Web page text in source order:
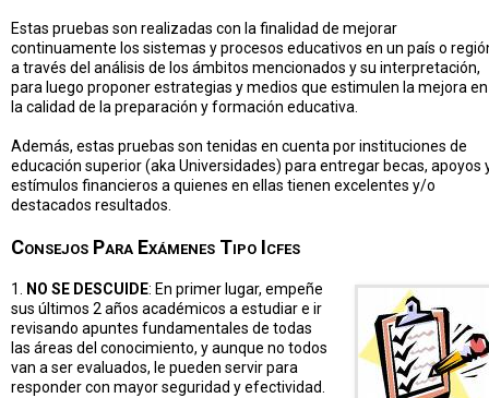
Estas pruebas son realizadas con la finalidad de mejorar
continuamente los sistemas y procesos educativos en un país o
a través del análisis de los ámbitos mencionados y su interpretación,
para luego proponer estrategias y medios que estimulen la mejora en
la calidad de la preparación y formación educativa.
Además, estas pruebas son tenidas en cuenta por instituciones de
educación superior (aka Universidades) para entregar becas, apoyos
estímulos financieros a quienes en ellas tienen excelentes y/o
destacados resultados.
Consejos Para Exámenes Tipo Icfes
1. NO SE DESCUIDE: En primer lugar, empeñe
sus últimos 2 años académicos a estudiar e ir
revisando apuntes fundamentales de todas
las áreas del conocimiento, y aunque no todos
van a ser evaluados, le pueden servir para
responder con mayor seguridad y efectividad.